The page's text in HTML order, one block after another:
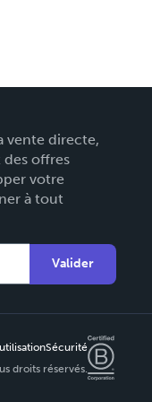
vente directe,
offres
votre
à tout
Valider
Sécurité
droits réservés.